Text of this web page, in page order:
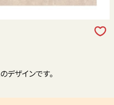
ザインです。